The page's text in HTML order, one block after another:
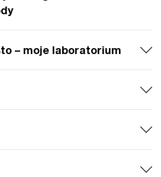
– moje laboratorium